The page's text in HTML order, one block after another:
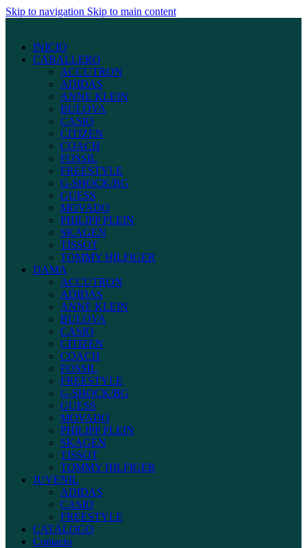
Skip to navigation Skip to main content
INICIO
CABALLERO
ACCUTRON
ADIDAS
ANNE KLEIN
BULOVA
CASIO
CITIZEN
COACH
FOSSIL
FREESTYLE
G-SHOCK/BG
GUESS
MOVADO
PHILIPP PLEIN
SKAGEN
TISSOT
TOMMY HILFIGER
DAMA
ACCUTRON
ADIDAS
ANNE KLEIN
BULOVA
CASIO
CITIZEN
COACH
FOSSIL
FREESTYLE
G-SHOCK/BG
GUESS
MOVADO
PHILIPP PLEIN
SKAGEN
TISSOT
TOMMY HILFIGER
JUVENIL
ADIDAS
CASIO
FREESTYLE
CATÁLOGO
Contacto